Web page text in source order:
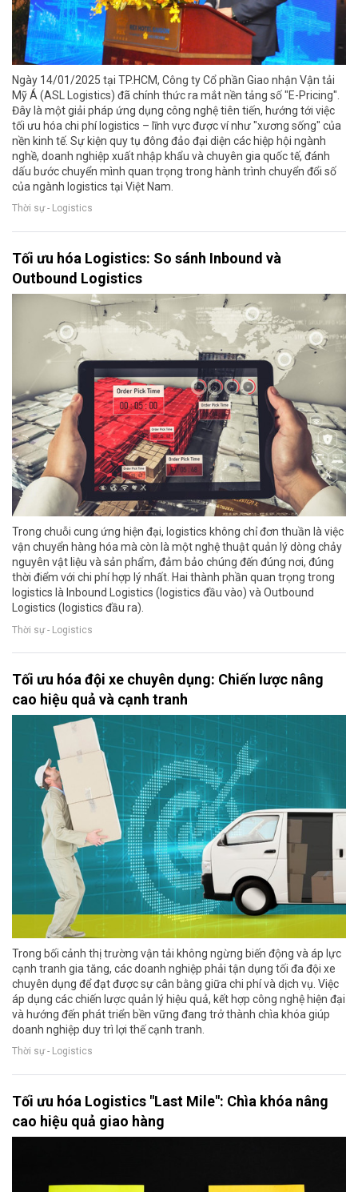
Ngày 14/01/2025 tại TP.HCM, Công ty Cổ phần Giao nhận Vận tải
Mỹ Á (ASL Logistics) đã chính thức ra mắt nền tảng số "E-Pricing".
Đây là một giải pháp ứng dụng công nghệ tiên tiến, hướng tới việc
tối ưu hóa chi phí logistics – lĩnh vực được ví như "xương sống" của
nền kinh tế. Sự kiện quy tụ đông đảo đại diện các hiệp hội ngành
nghề, doanh nghiệp xuất nhập khẩu và chuyên gia quốc tế, đánh
dấu bước chuyển mình quan trọng trong hành trình chuyển đổi số
của ngành logistics tại Việt Nam.
Thời sự - Logistics
Tối ưu hóa Logistics: So sánh Inbound và
Outbound Logistics
Trong chuỗi cung ứng hiện đại, logistics không chỉ đơn thuần là việc
vận chuyển hàng hóa mà còn là một nghệ thuật quản lý dòng chảy
nguyên vật liệu và sản phẩm, đảm bảo chúng đến đúng nơi, đúng
thời điểm với chi phí hợp lý nhất. Hai thành phần quan trọng trong
logistics là Inbound Logistics (logistics đầu vào) và Outbound
Logistics (logistics đầu ra).
Thời sự - Logistics
Tối ưu hóa đội xe chuyên dụng: Chiến lược nâng
cao hiệu quả và cạnh tranh
Trong bối cảnh thị trường vận tải không ngừng biến động và áp lực
cạnh tranh gia tăng, các doanh nghiệp phải tận dụng tối đa đội xe
chuyên dụng để đạt được sự cân bằng giữa chi phí và dịch vụ. Việc
áp dụng các chiến lược quản lý hiệu quả, kết hợp công nghệ hiện đại
và hướng đến phát triển bền vững đang trở thành chìa khóa giúp
doanh nghiệp duy trì lợi thế cạnh tranh.
Thời sự - Logistics
Tối ưu hóa Logistics "Last Mile": Chìa khóa nâng
cao hiệu quả giao hàng